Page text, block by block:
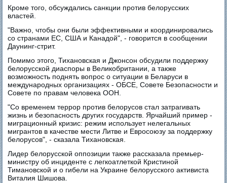
Кроме того, обсуждались санкции против белорусских
властей.
"Важно, чтобы они были эффективными и координировались
со странами ЕС, США и Канадой", - говорится в сообщении
Даунинг-стрит.
Помимо этого, Тихановская и Джонсон обсудили поддержку
белорусской диаспоры в Великобритании, а также
возможность поднять вопрос о ситуации в Беларуси в
международных организациях - ОБСЕ, Совете Безопасности и
Совете по правам человека ООН.
"Со временем террор против белорусов стал затрагивать
жизнь и безопасность других государств. Ярчайший пример -
миграционный кризис: режим использует нелегальных
мигрантов в качестве мести Литве и Евросоюзу за поддержку
белорусов", - сказала Тихановская.
Лидер белорусской оппозиции также рассказала премьер-
министру об инциденте с легкоатлеткой Кристиной
Тимановской и о гибели на Украине белорусского активиста
Виталия Шишова.